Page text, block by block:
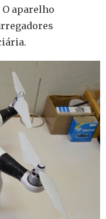
aparelho